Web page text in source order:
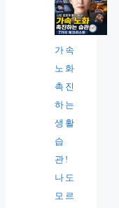
가속
노화
촉진
하는
생활
습
관!
나도
모르